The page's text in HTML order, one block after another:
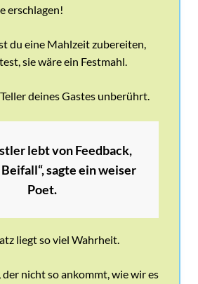
erschlagen!
du eine Mahlzeit zubereiten,
sie wäre ein Festmahl.
deines Gastes unberührt.
lebt von Feedback,
sagte ein weiser
Poet.
liegt so viel Wahrheit.
der nicht so ankommt, wie wir es